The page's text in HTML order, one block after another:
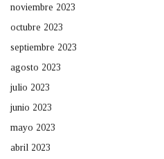
noviembre 2023
octubre 2023
septiembre 2023
agosto 2023
julio 2023
junio 2023
mayo 2023
abril 2023